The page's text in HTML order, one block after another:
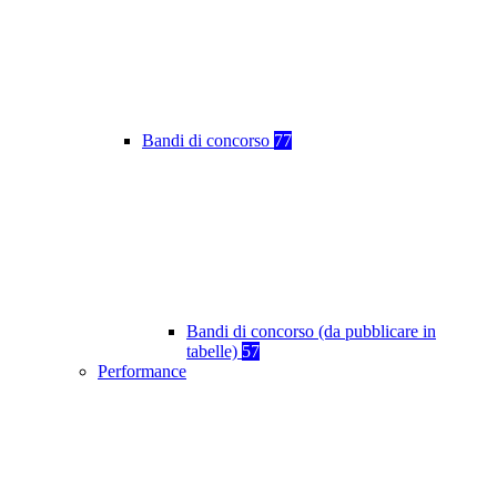
Bandi di concorso 77
Bandi di concorso (da pubblicare in
tabelle) 57
Performance